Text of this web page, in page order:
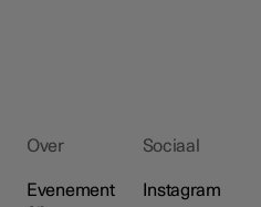
Over
Evenement
Sociaal
Instagram